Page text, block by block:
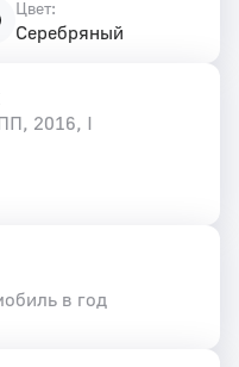
Цвет:
Серебряный
2016, I
в год